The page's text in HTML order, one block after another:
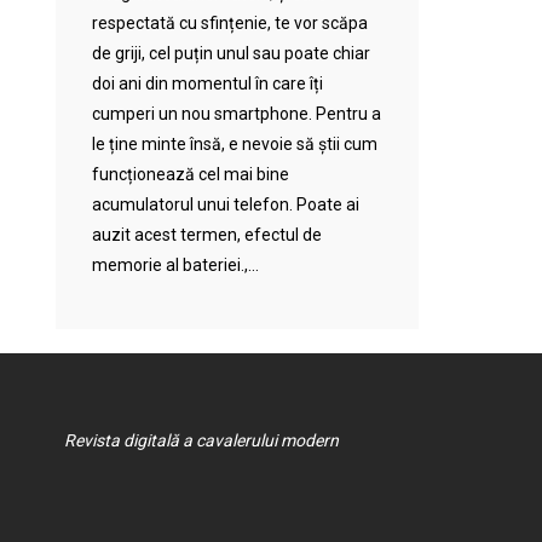
respectată cu sfințenie, te vor scăpa
de griji, cel puțin unul sau poate chiar
doi ani din momentul în care îți
cumperi un nou smartphone. Pentru a
le ține minte însă, e nevoie să știi cum
funcționează cel mai bine
acumulatorul unui telefon. Poate ai
auzit acest termen, efectul de
memorie al bateriei.,...
Revista digitală a cavalerului modern